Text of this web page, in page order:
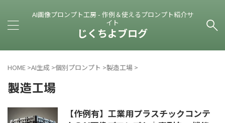
AI画像プロンプト工房 - 作例＆使えるプロンプト紹介サ
イト
じくちよブログ
HOME >AI生成 >個別プロンプト >製造工場 >
製造工場
【作例有】工業用プラスチックコンテ